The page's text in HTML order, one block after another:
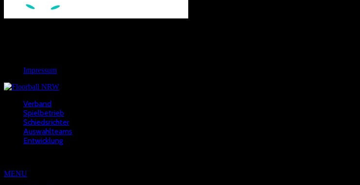
Impressum
Verband
Spielbetrieb
Schiedsrichter
Auswahlteams
Entwicklung
MENU